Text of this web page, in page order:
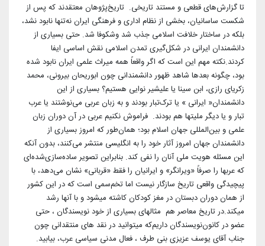
تا گزارش‌های قطعی و مستند تاریخی. تاریخ‌پژوهان معتقدند که پس از
شکست ساسانیان، بخشی از نظام اداری و فرهنگی ایران نه‌تنها نابود نشد،
بلکه در ساختار خلافت اسلامی جذب شد و‌شکوفا شد. حتی بسیاری از
دانشمندان ایرانی در شکل‌گیری تمدن اسلامی نقش اساسی ایفا
کردند.نکته مهم این است که اگر واقعاً همه میراث علمی ایران نابود شده
بود، چگونه بعدها شاهد ظهور دانشمندانی چون ابوریحان بیرونی، محمد
زکریای رازی، ابن سینا یا علیشیر نوایی هستیم؟ بسیاری از این
دانشمندان« ایرانی » یا ترک‌تبار بودند و به زبان عربی می‌نوشتند‌ یا عرب
تبار و یا دیگر ملیتها هم بودند. فراموش نکنیم عربی در آن دوران زبان
علمی و بین‌المللی جهان اسلام بود؛ همان‌طور که امروز بسیاری از
دانشمندان جهان امروز آثار خود را به انگلیسی منتشر می‌کنند، بدون آنکه
این مسئله هویت ملی آنان را نفی کند. بنابراین تصویر ساده‌سازی‌شده‌ای
که عربها را صرفاً «ویرانگر» و ایرانیان را فقط «قربانی» نشان می‌دهد، با
پیچیدگی واقعی تاریخ سازگار نیست اما تخم‌سمی است که در این کشور
از همان دوران دبستان در مغز کودکان کاشته میشود و با آنها رشد
میکند.در تاریخ معاصر هم مثالهای بسیاری از خود نویسندگان ، حتی
عضو در کانون‌نویسندگان داریم‌که میتوانید در نقد های منتقدانی چون
جناب آقای یوسف عزیزی بنی طرف ، فعال مدنی سیاسی عرب، بیابید.